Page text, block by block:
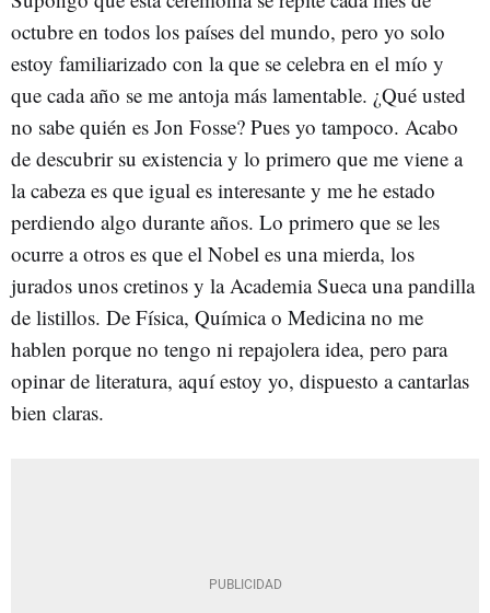
octubre en todos los países del mundo, pero yo solo
estoy familiarizado con la que se celebra en el mío y
que cada año se me antoja más lamentable. ¿Qué usted
no sabe quién es Jon Fosse? Pues yo tampoco. Acabo
de descubrir su existencia y lo primero que me viene a
la cabeza es que igual es interesante y me he estado
perdiendo algo durante años. Lo primero que se les
ocurre a otros es que el Nobel es una mierda, los
jurados unos cretinos y la Academia Sueca una pandilla
de listillos. De Física, Química o Medicina no me
hablen porque no tengo ni repajolera idea, pero para
opinar de literatura, aquí estoy yo, dispuesto a cantarlas
bien claras.